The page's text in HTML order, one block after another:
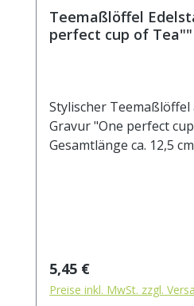
Teemaßlöffel
perfect cup of Tea""
Stylischer Teemaßlöffel
Gravur "One perfect
Gesamtlänge ca. 12,5
Regulärer Preis:
5,45 €
Preise inkl. MwSt. zzgl.